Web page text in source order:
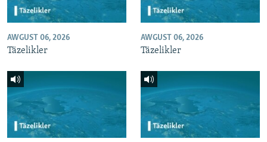
AWGUST 06, 2026
Täzelikler
AWGUST 06, 2026
Täzelikler